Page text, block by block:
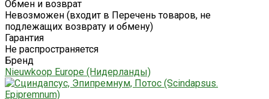
Обмен и возврат
Невозможен (входит в Перечень товаров, не
подлежащих возврату и обмену)
Гарантия
Не распространяется
Бренд
Nieuwkoop Europe (Нидерланды)